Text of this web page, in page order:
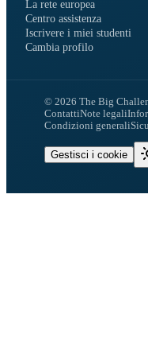
La rete europea
Centro assistenza
Iscrivere i miei studenti
Cambia profilo
© 2026 The Big
ContattiNote legali
Condizioni generali
Gestisci i cookie